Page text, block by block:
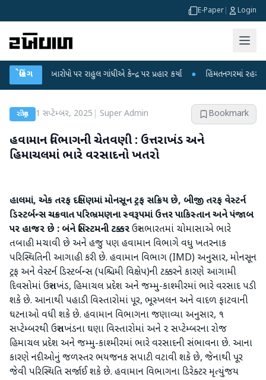
E-Paper Login
બ્રેકિંગ
આરોપો પર રાહુલ ગાંધીએ કેન્દ્ર પર પ્રહાર કર્યા ● હિંમતનગરમાં રહસ્યમય વાયરસ
રાષ્ટ્રીય 1 સપ્ટેમ્બર, 2025 Super Admin Bookmark
હવામાન વિભાગની ચેતવણી : ઉત્તરાખંડ અને
હિમાચલમાં ભારે વરસાદનો ખતરો
હાલમાં, એક તરફ દક્ષિણમાં મોનસૂન ટ્રફ સક્રિય છે, બીજી તરફ વેસ્ટર્ન
ડિસ્ટર્બન્સ ચક્રવાત પરિભ્રમણના સ્વરૂપમાં ઉત્તર પાકિસ્તાન અને પંજાબ
પર હાજર છે : બંને સિસ્ટમની ટક્કરઉત્તર ભારતમાં ચોમાસાએ ભારે
તબાહી મચાવી છે અને હજુ પણ હવામાન વિભાગે વધુ ખતરનાક
પરિસ્થિતિની આગાહી કરી છે. હવામાન વિભાગ (IMD) અનુસાર, મોનસૂન
ટ્રફ અને વેસ્ટર્ન ડિસ્ટર્બન્સ (પશ્ચિમી વિક્ષેપ)ની ટક્કરને કારણે આગામી
દિવસોમાં ઉત્તરાખંડ, હિમાચલ પ્રદેશ અને જમ્મુ-કાશ્મીરમાં ભારે વરસાદ પડી
શકે છે. આનાથી પહાડી વિસ્તારોમાં પૂર, ભૂસ્ખલન અને વાદળ ફાટવાની
ઘટનાઓ વધી શકે છે. હવામાન વિભાગના જણાવ્યા અનુસાર, ૧
સપ્ટેમ્બરથી ઉત્તરાખંડના ઘણા વિસ્તારોમાં અને ૨ સપ્ટેમ્બરના રોજ
હિમાચલ પ્રદેશ અને જમ્મુ-કાશ્મીરમાં ભારે વરસાદની સંભાવના છે. આના
કારણે નદીઓનું જળસ્તર ભયજનક સપાટી વટાવી શકે છે, જેનાથી પૂર
જેવી પરિસ્થિતિ સર્જાઈ શકે છે. હવામાન વિભાગના ડિરેક્ટર મૃત્યુંજય